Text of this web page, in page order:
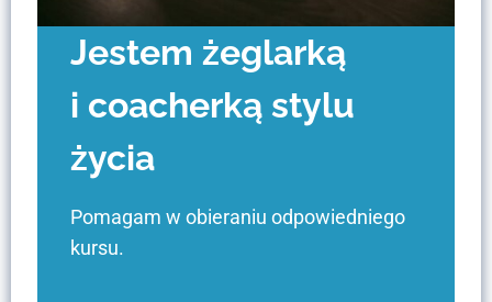
Jestem żeglarką
i coacherką stylu
życia
Pomagam w obieraniu odpowiedniego
kursu.